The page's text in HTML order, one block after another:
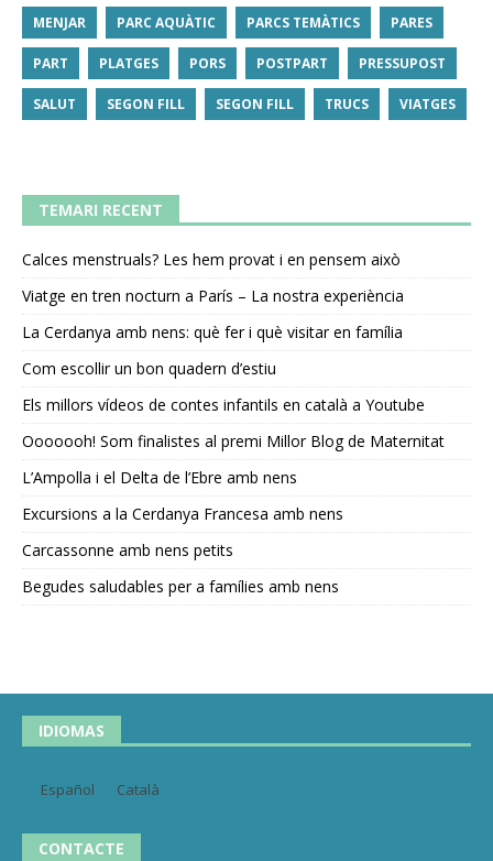
MENJAR PARC AQUÀTIC PARCS TEMÀTICS PARES
PART PLATGES PORS POSTPART PRESSUPOST
SALUT SEGON FILL SEGON FILL TRUCS VIATGES
TEMARI RECENT
Calces menstruals? Les hem provat i en pensem això
Viatge en tren nocturn a París – La nostra experiència
La Cerdanya amb nens: què fer i què visitar en família
Com escollir un bon quadern d’estiu
Els millors vídeos de contes infantils en català a Youtube
Ooooooh! Som finalistes al premi Millor Blog de Maternitat
L’Ampolla i el Delta de l’Ebre amb nens
Excursions a la Cerdanya Francesa amb nens
Carcassonne amb nens petits
Begudes saludables per a famílies amb nens
IDIOMAS
Español Català
CONTACTE